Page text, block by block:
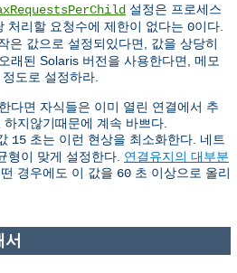
설정은 프로세스
처리할 요청수에 제한이 없다는 0이다.
은 값으로 설정되있다면, 값을 상당히
래된 Solaris 버전을 사용한다면, 메모
정도로 설정하라.
다면 자식들은 이미 열린 연결에서 추
지않기때문에 계속 바쁘다.
15 초는 이런 현상을 최소화한다. 네트
형이 맞게 설정한다. 연결유지의 대부분
경우에도 이 값을 60 초 이상으로 올리